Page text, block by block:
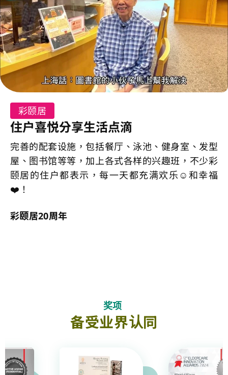
彩颐居
住户喜悦分享生活点滴
完善的配套设施，包括餐厅、泳池、健身室、发型
屋、图书馆等等，加上各式各样的兴趣班，不少彩
颐居的住户都表示，每一天都充满欢乐☺️和幸福
❤️！
彩颐居20周年
奖项
备受业界认同